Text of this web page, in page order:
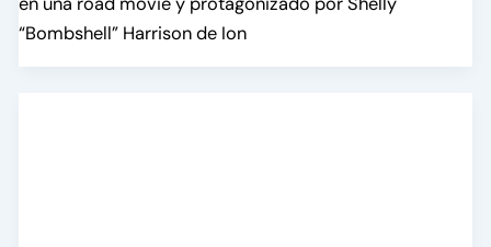
“Bombshell” Harrison de Ion